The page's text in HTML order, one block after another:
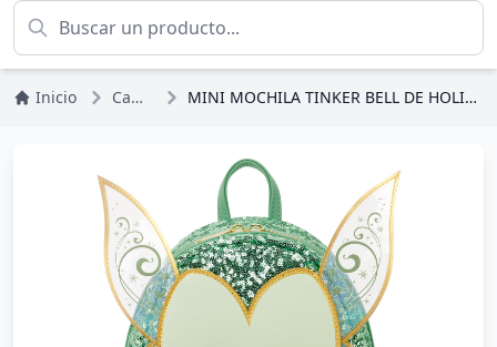
Inicio Campanilla MINI MOCHILA TINKER BELL DE HOLIDAY - LOUNGEFLY STAR WARS